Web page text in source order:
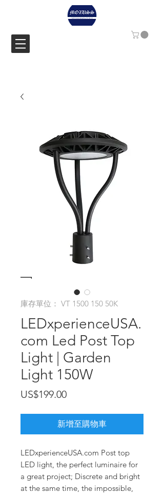
庫存單位： VT 1500 150 50K
LEDxperienceUSA.
com Led Post Top
Light | Garden
Light 150W
US$199.00價
新增至購物車
LEDxperienceUSA.com Post top
LED light, the perfect luminaire for
a great project; Discrete and bright
at the same time, the impossible,